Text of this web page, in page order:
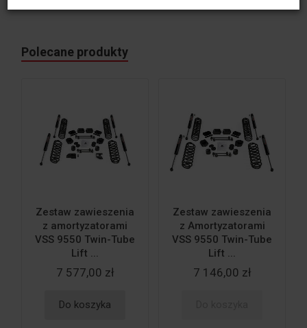
Polecane produkty
Zestaw zawieszenia
z amortyzatorami
VSS 9550 Twin-Tube
Lift ...
7 577,00 zł
Do koszyka
Zestaw zawieszenia
z Amortyzatorami
VSS 9550 Twin-Tube
Lift ...
7 146,00 zł